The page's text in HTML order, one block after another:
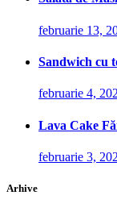
februarie 13,
Sandwich cu
februarie 4,
Lava Cake
februarie 3,
Arhive